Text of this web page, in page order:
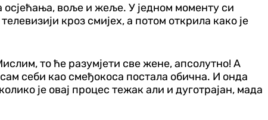
осјећања, воље и жеље. У једном моменту си
кроз смијех, а потом открила како је
то ће разумјети све жене, апсолутно! А
себи као смеђокоса постала обична. И онда
је овај процес тежак али и дуготрајан, мада